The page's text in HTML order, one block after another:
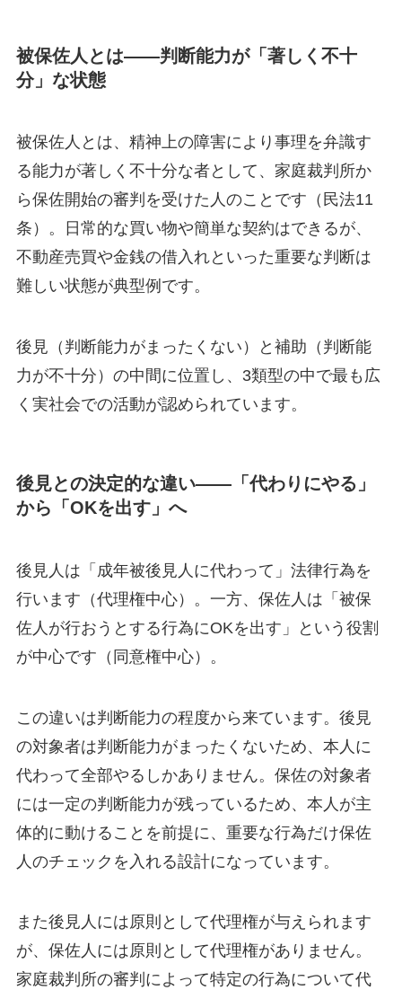
被保佐人とは——判断能力が「著しく不十
分」な状態
被保佐人とは、精神上の障害により事理を弁識す
る能力が著しく不十分な者として、家庭裁判所か
ら保佐開始の審判を受けた人のことです（民法11
条）。日常的な買い物や簡単な契約はできるが、
不動産売買や金銭の借入れといった重要な判断は
難しい状態が典型例です。
後見（判断能力がまったくない）と補助（判断能
力が不十分）の中間に位置し、3類型の中で最も広
く実社会での活動が認められています。
後見との決定的な違い——「代わりにやる」
から「OKを出す」へ
後見人は「成年被後見人に代わって」法律行為を
行います（代理権中心）。一方、保佐人は「被保
佐人が行おうとする行為にOKを出す」という役割
が中心です（同意権中心）。
この違いは判断能力の程度から来ています。後見
の対象者は判断能力がまったくないため、本人に
代わって全部やるしかありません。保佐の対象者
には一定の判断能力が残っているため、本人が主
体的に動けることを前提に、重要な行為だけ保佐
人のチェックを入れる設計になっています。
また後見人には原則として代理権が与えられます
が、保佐人には原則として代理権がありません。
家庭裁判所の審判によって特定の行為について代